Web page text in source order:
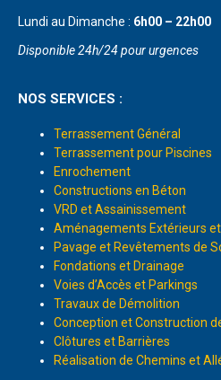
Lundi au Dimanche : 6h00 – 22h00
Disponible 24h/24 pour urgences
NOS SERVICES :
Terrassement Général
Terrassement pour Piscines
Enrochement
Constructions en Béton
VRD et Assainissement
Aménagements Extérieurs
Pavage et Revêtements de
Fondations et Drainage
Voies d’Accès et Parkings
Travaux de Démolition
Conception et Construction
Clôtures et Barrières
Réalisation de Chemins et